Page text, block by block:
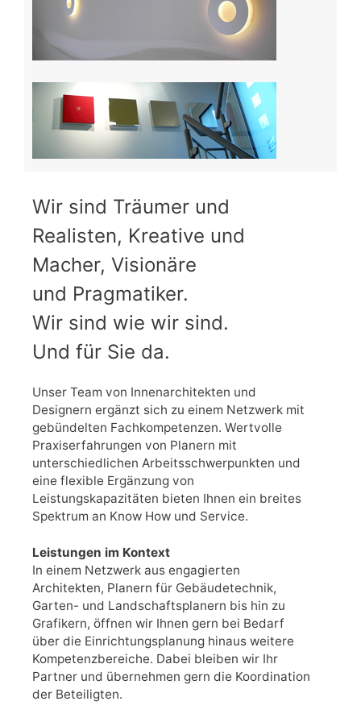
Wir sind Träumer und
Realisten, Kreative und
Macher, Visionäre
und Pragmatiker.
Wir sind wie wir sind.
Und für Sie da.
Unser Team von Innenarchitekten und
Designern ergänzt sich zu einem Netzwerk mit
gebündelten Fachkompetenzen. Wertvolle
Praxiserfahrungen von Planern mit
unterschiedlichen Arbeitsschwerpunkten und
eine flexible Ergänzung von
Leistungskapazitäten bieten Ihnen ein breites
Spektrum an Know How und Service.
Leistungen im Kontext
In einem Netzwerk aus engagierten
Architekten, Planern für Gebäudetechnik,
Garten- und Landschaftsplanern bis hin zu
Grafikern, öffnen wir Ihnen gern bei Bedarf
über die Einrichtungsplanung hinaus weitere
Kompetenzbereiche. Dabei bleiben wir Ihr
Partner und übernehmen gern die Koordination
der Beteiligten.